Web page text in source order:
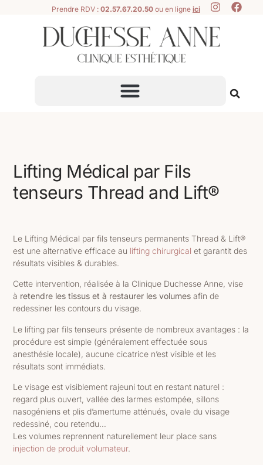
Prendre RDV : 02.57.67.20.50ou en ligne ici
Lifting Médical par Fils
tenseurs Thread and Lift®
Le Lifting Médical par fils tenseurs permanents Thread & Lift®
est une alternative efficace au lifting chirurgical et garantit des
résultats visibles & durables.
Cette intervention, réalisée à la Clinique Duchesse Anne, vise
à retendre les tissus et à restaurer les volumes afin de
redessiner les contours du visage.
Le lifting par fils tenseurs présente de nombreux avantages : la
procédure est simple (généralement effectuée sous
anesthésie locale), aucune cicatrice n’est visible et les
résultats sont immédiats.
Le visage est visiblement rajeuni tout en restant naturel :
regard plus ouvert, vallée des larmes estompée, sillons
nasogéniens et plis d’amertume atténués, ovale du visage
redessiné, cou retendu…
Les volumes reprennent naturellement leur place sans
injection de produit volumateur.